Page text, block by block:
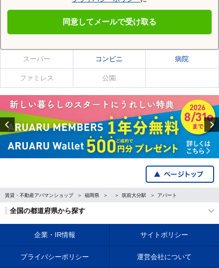
同意してメールで受け取る
筑前大分駅の施設一覧
スーパー コンビニ 病院
ファミレス 公園
Previous
賃貸・不動産アパマンショップ 福岡県 筑前大分駅 アパート
全国の都道府県から探す
企業・IR情報 サイトポリシー
プライバシーポリシー 運営会社について